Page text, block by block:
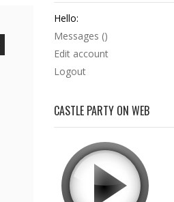
Hello:
Messages ()
Edit account
Logout
CASTLE PARTY ON WEB